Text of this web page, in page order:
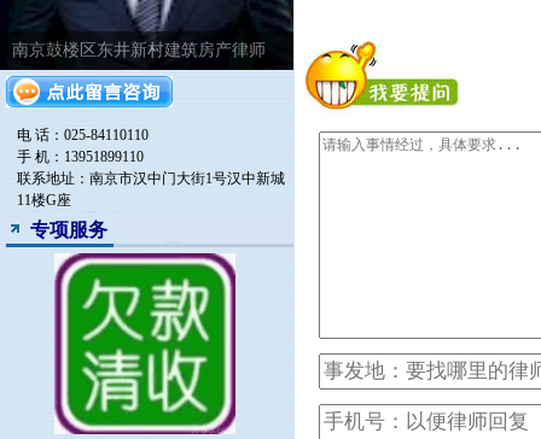
南京鼓楼区东井新村建筑房产律师
电 话：025-84110110
手 机：13951899110
联系地址：南京市汉中门大街1号汉中新城
11楼G座
专项服务